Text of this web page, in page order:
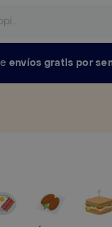
envíos gratis por